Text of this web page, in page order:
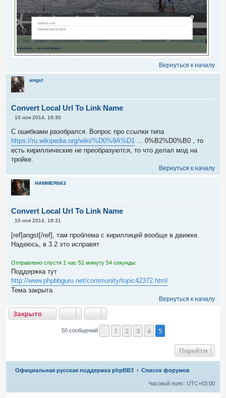
Вернуться к началу
angst
Convert Local Url To Link Name
С
о
б
щ
е
н
и
10 ноя 2014, 16:30
С ошибками разобрался. Вопрос про ссылки типа
https://ru.wikipedia.org/wiki/%D0%9A%D1 ... 0%B2%D0%B0 , то
есть кириллические не преобразуются, то что делал мод на
тройке.
Вернуться к началу
HAMMER663
Convert Local Url To Link Name
С
б
щ
и
е
10 ноя 2014, 18:31
[ref]angst[/ref], там проблема с кириллицей вообще в движке.
Надеюсь, в 3.2 это исправят
Отправлено спустя 1 час 51 минуту 54 секунды:
Поддержка тут
http://www.phpbbguru.net/community/topic42372.html
Тема закрыта
Вернуться к началу
Закрыто
50 сообщений Пред.
1 2 3 4 5
Перейти
Официальная русская поддержка phpBB3 Список форумов
Часовой пояс: UTC+03:00
Связаться с